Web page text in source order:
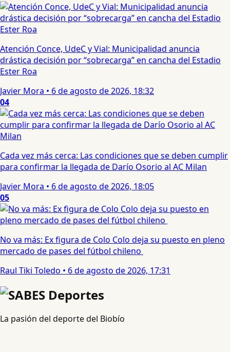
Atención Conce, UdeC y Vial: Municipalidad anuncia
drástica decisión por “sobrecarga” en cancha del Estadio
Ester Roa
Javier Mora • 6 de agosto de 2026, 18:32
04
Cada vez más cerca: Las condiciones que se deben cumplir
para confirmar la llegada de Darío Osorio al AC Milan
Javier Mora • 6 de agosto de 2026, 18:05
05
No va más: Ex figura de Colo Colo deja su puesto en pleno
mercado de pases del fútbol chileno
Raul Tiki Toledo • 6 de agosto de 2026, 17:31
La pasión del deporte del Biobío